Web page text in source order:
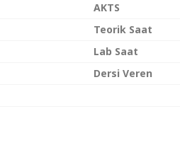
AKTS
Teorik Saat
Lab Saat
Dersi Veren